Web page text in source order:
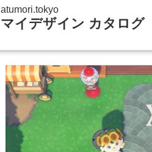
atumori.tokyo
マイデザイン カタログ